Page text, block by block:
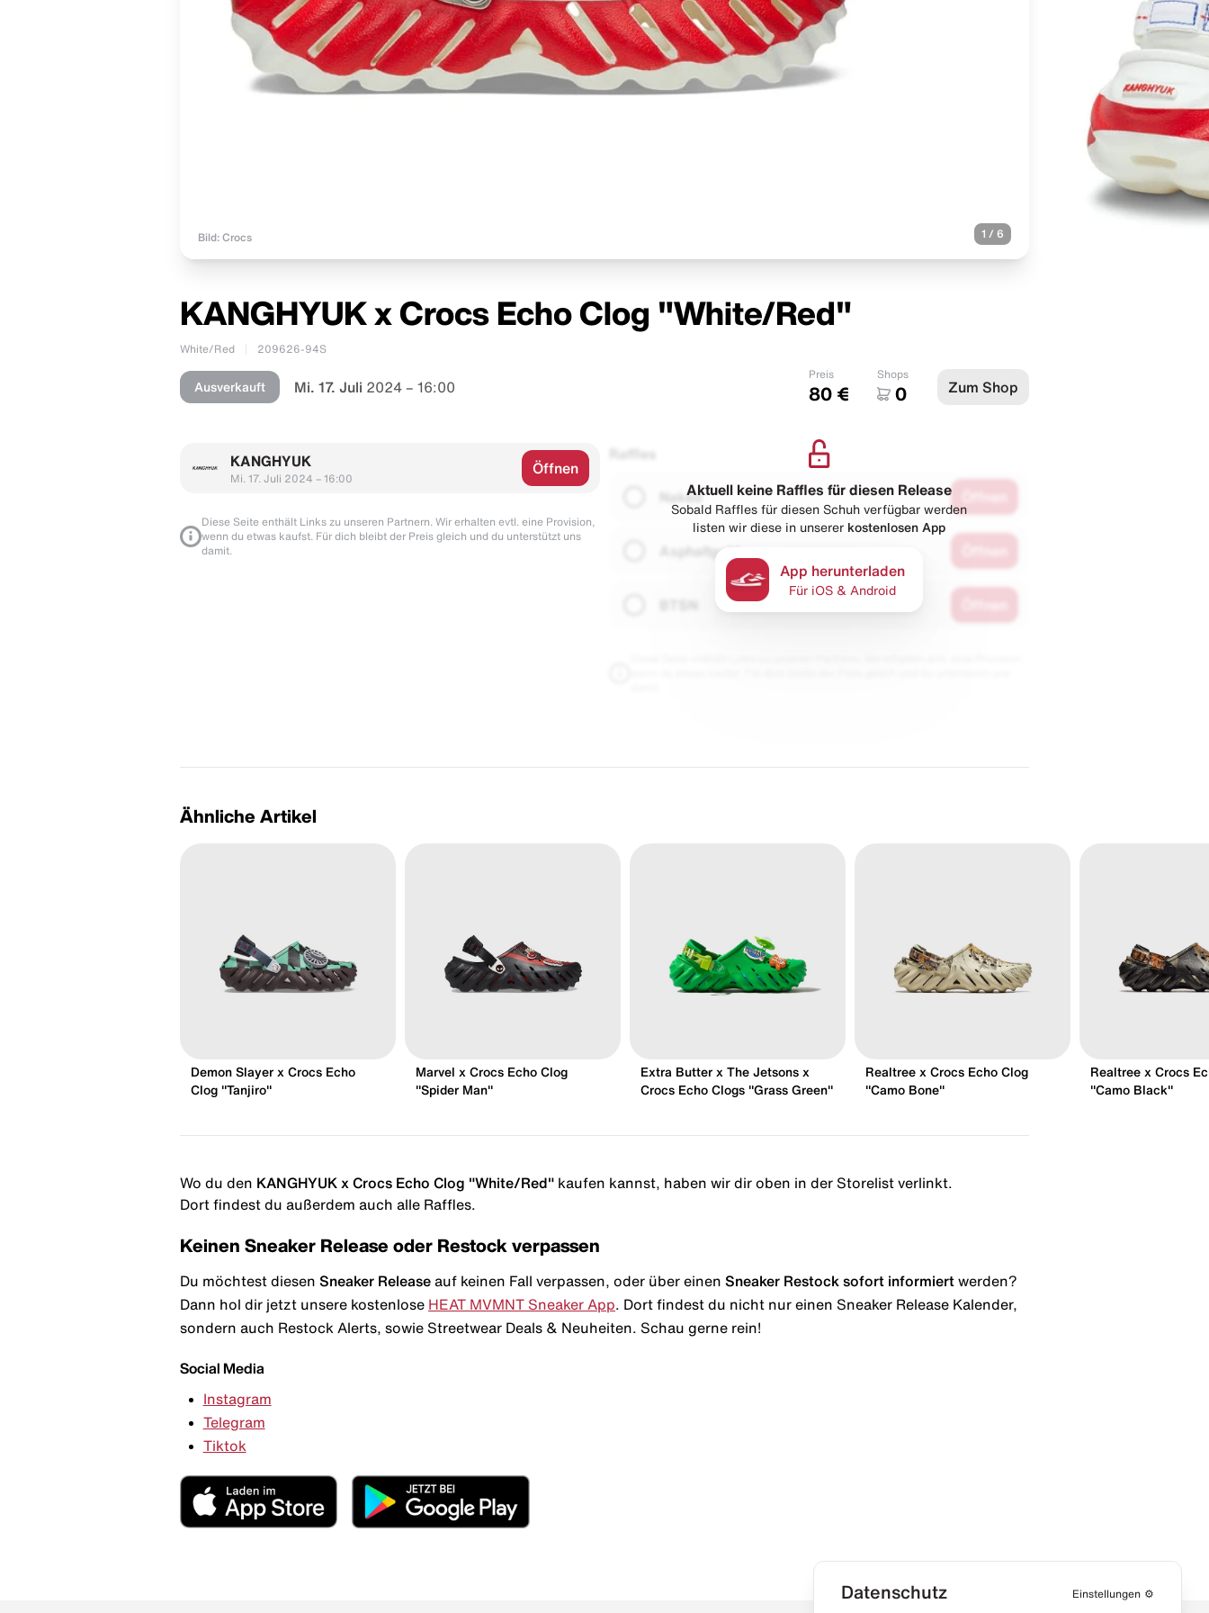
Bild: Crocs 1 / 6
KANGHYUK x Crocs Echo Clog "White/Red"
White/Red 209626-94S
Ausverkauft Mi. 17. Juli 2024 – 16:00
Preis
80 €
Shops
0 Zum Shop
KANGHYUK
Mi. 17. Juli 2024 – 16:00
Öffnen
Diese Seite enthält Links zu unseren Partnern. Wir erhalten evtl. eine Provision,
wenn du etwas kaufst. Für dich bleibt der Preis gleich und du unterstützt uns
damit.
Raffles
Naked
Asphaltgold
Aktuell keine Raffles für diesen Release
Sobald Raffles für diesen Schuh verfügbar werden
listen wir diese in unserer kostenlosen App
App herunterladen
Für iOS & Android
Ähnliche Artikel
Demon Slayer x Crocs Echo
Clog "Tanjiro"
Marvel x Crocs Echo Clog
"Spider Man"
Extra Butter x The Jetsons x
Crocs Echo Clogs "Grass Green"
Realtree x Crocs Echo Clog
"Camo Bone"
Realtree x Crocs
"Camo Black"
Wo du den KANGHYUK x Crocs Echo Clog "White/Red" kaufen kannst, haben wir dir oben in der Storelist verlinkt.
Dort findest du außerdem auch alle Raffles.
Keinen Sneaker Release oder Restock verpassen
Du möchtest diesen Sneaker Release auf keinen Fall verpassen, oder über einen Sneaker Restock sofort informiert werden?
Dann hol dir jetzt unsere kostenlose HEAT MVMNT Sneaker App . Dort findest du nicht nur einen Sneaker Release Kalender,
sondern auch Restock Alerts, sowie Streetwear Deals & Neuheiten. Schau gerne rein!
Social Media
Instagram
Telegram
Tiktok
Datenschutz Einstellungen ⚙️